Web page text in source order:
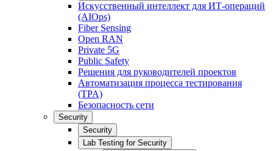
Искусственный интеллект для ИТ-операций
(AIOps)
Fiber Sensing
Open RAN
Private 5G
Public Safety
Решения для руководителей проектов
Автоматизация процесса тестирования
(TPA)
Безопасность сети
Security
Security
Lab Testing for Security